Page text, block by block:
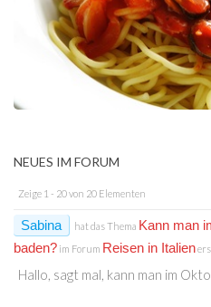
NEUES IM FORUM
Zeige 1 - 20 von 20 Elementen
Sabina hat das Thema Kann man
baden? im Forum Reisen in Italien
Hallo, sagt mal, kann man im